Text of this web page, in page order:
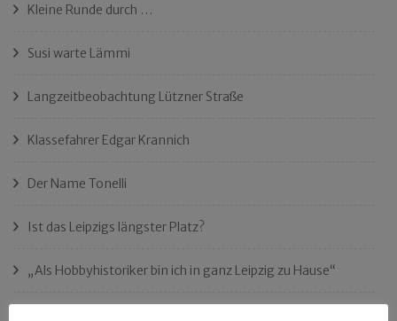
Kleine Runde durch …
Susi warte Lämmi
Langzeitbeobachtung Lützner Straße
Klassefahrer Edgar Krannich
Der Name Tonelli
Ist das Leipzigs längster Platz?
„Als Hobbyhistoriker bin ich in ganz Leipzig zu Hause“